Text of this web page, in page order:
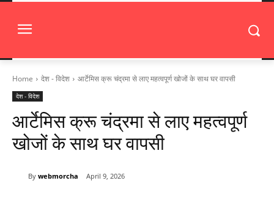
Home देश - विदेश आर्टेमिस क्रू चंद्रमा से लाए महत्वपूर्ण खोजों के साथ घर वापसी
देश - विदेश
आर्टेमिस क्रू चंद्रमा से लाए महत्वपूर्ण
खोजों के साथ घर वापसी
By webmorcha April 9, 2026